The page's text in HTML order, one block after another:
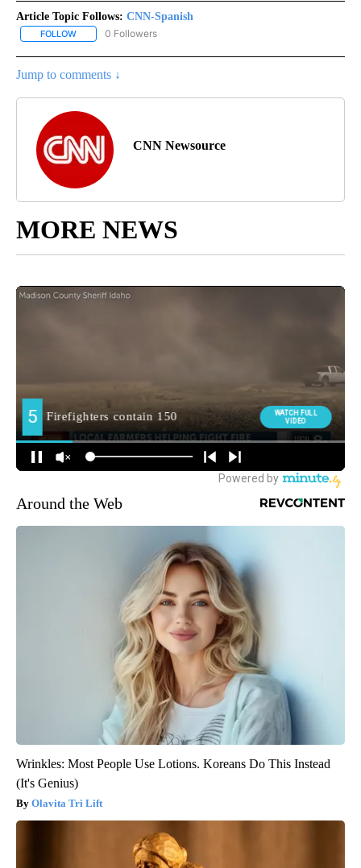
Article Topic Follows: CNN-Spanish
FOLLOW FOLLOW "CNN-SPANISH" TO RECEIVE NOTIFICATIONS ABOUT
0 Followers
Jump to comments ↓
CNN Newsource
MORE NEWS
Around the Web
Wrinkles: Most People Use Lotions. Koreans Do This Instead
(It's Genius)
Olavita Tri Lift